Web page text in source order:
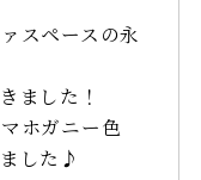
スペースの永
ました！
ホガニー色
した♪